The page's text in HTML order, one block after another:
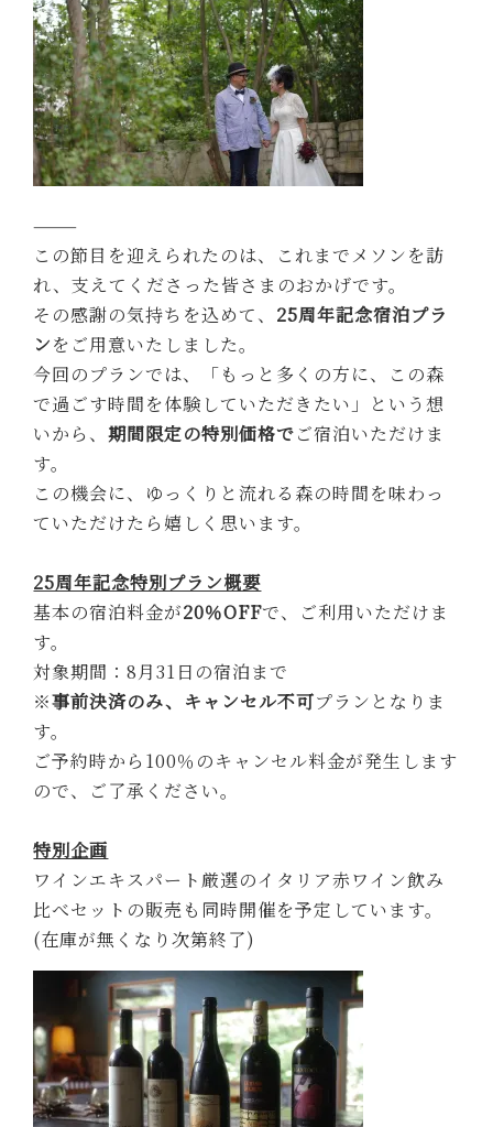
⸻
この節目を迎えられたのは、これまでメソンを訪
れ、支えてくださった皆さまのおかげです。
その感謝の気持ちを込めて、 25周年記念宿泊プラ
ンをご用意いたしました。
今回のプランでは、「もっと多くの方に、この森
で過ごす時間を体験していただきたい」という想
いから、期間限定の特別価格でご宿泊いただけま
す。
この機会に、ゆっくりと流れる森の時間を味わっ
ていただけたら嬉しく思います。
25周年記念特別プラン概要
基本の宿泊料金が20％OFFで、ご利用いただけま
す。
対象期間：8月31日の宿泊まで
※事前決済のみ、キャンセル不可プランとなりま
す。
ご予約時から100％のキャンセル料金が発生します
ので、ご了承ください。
特別企画
ワインエキスパート厳選のイタリア赤ワイン飲み
比べセットの販売も同時開催を予定しています。
(在庫が無くなり次第終了)